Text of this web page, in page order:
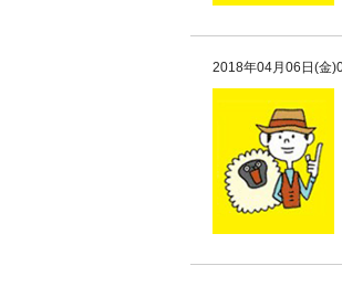
2018年04月06日(金